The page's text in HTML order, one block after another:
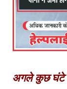
अगले कुछ घंटे